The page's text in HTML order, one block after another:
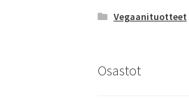
Vegaanituotteet
Osastot